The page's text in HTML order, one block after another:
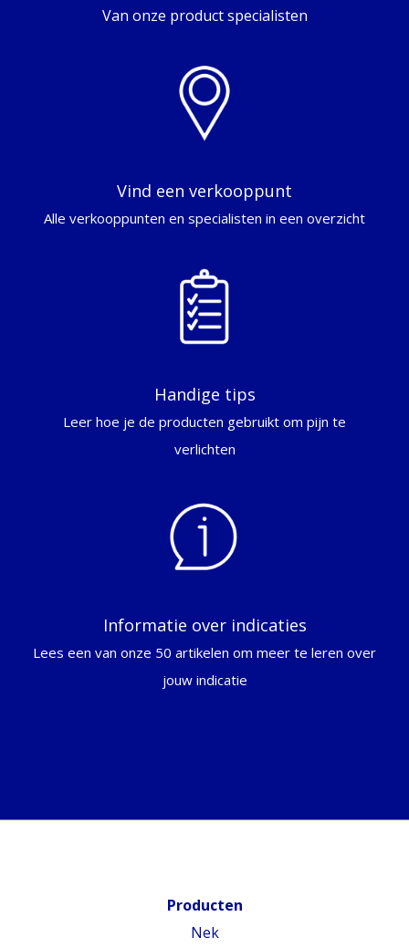
Van onze product specialisten
Vind een verkooppunt
Alle verkooppunten en specialisten in een overzicht
Handige tips
Leer hoe je de producten gebruikt om pijn te
verlichten
Informatie over indicaties
Lees een van onze 50 artikelen om meer te leren over
jouw indicatie
Producten
Nek